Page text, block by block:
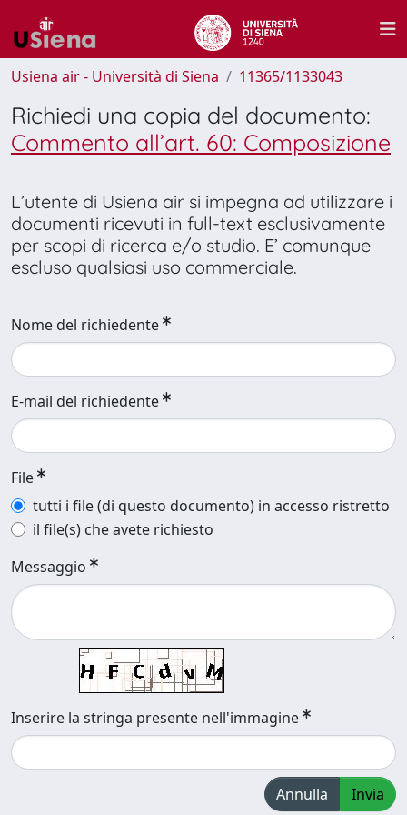
Usiena air - Università di Siena 11365/1133043
Richiedi una copia del documento:
Commento all’art. 60: Composizione
L’utente di Usiena air si impegna ad utilizzare i
documenti ricevuti in full-text esclusivamente
per scopi di ricerca e/o studio. E’ comunque
escluso qualsiasi uso commerciale.
Nome del richiedente
E-mail del richiedente
File
tutti i file (di questo documento) in accesso ristretto
il file(s) che avete richiesto
Messaggio
Inserire la stringa presente nell'immagine
Annulla Invia